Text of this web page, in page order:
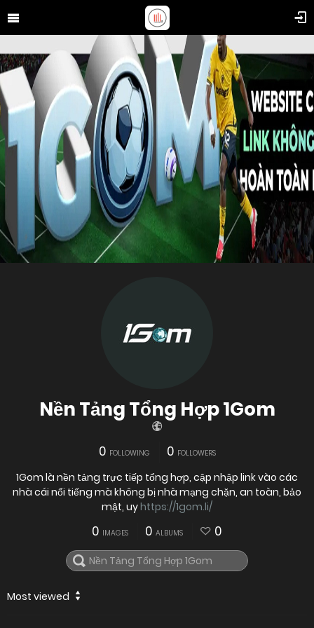
Nền Tảng Tổng Hợp 1Gom
0 FOLLOWING 0 FOLLOWERS
1Gom là nền tảng trực tiếp tổng hợp, cập nhập link vào các
nhà cái nổi tiếng mà không bị nhà mạng chặn, an toàn, bảo
mật, uyhttps://1gom.li/
0 IMAGES 0 ALBUMS 0
Most viewed